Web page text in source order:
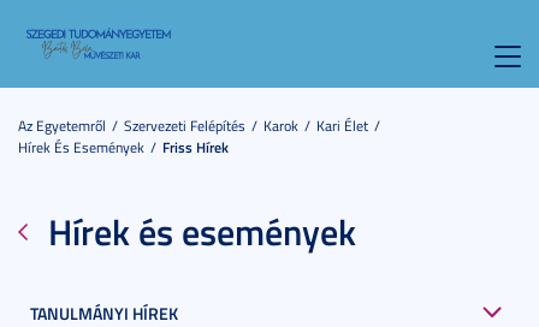
Az Egyetemről Szervezeti Felépítés Karok
Kari Élet
Hírek És Események
Friss Hírek
Hírek és események
TANULMÁNYI HÍREK